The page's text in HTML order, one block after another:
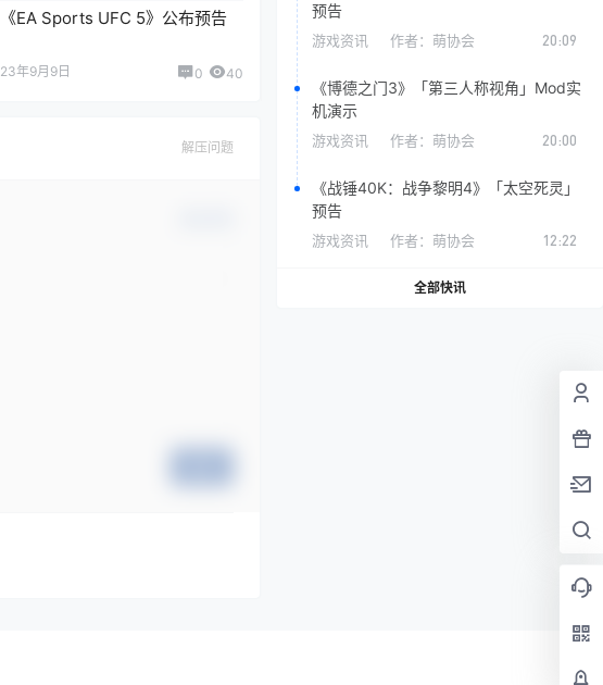
《EA Sports UFC 5》公布预告
23年9月9日 0 40
解压问题
预告
游戏资讯 作者： 萌协会 20:09
《博德之门3》「第三人称视角」Mod实
机演示
游戏资讯 作者： 萌协会 20:00
《战锤40K：战争黎明4》「太空死灵」
预告
游戏资讯 作者： 萌协会 12:22
全部快讯